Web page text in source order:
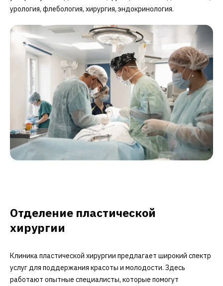
урология, флебология, хирургия, эндокринология.
Отделение пластической
хирургии
Клиника пластической хирургии предлагает широкий спектр
услуг для поддержания красоты и молодости. Здесь
работают опытные специалисты, которые помогут